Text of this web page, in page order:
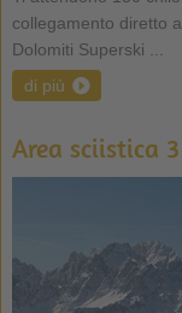
collegamento diretto
Dolomiti Superski ...
di più
Area sciistica